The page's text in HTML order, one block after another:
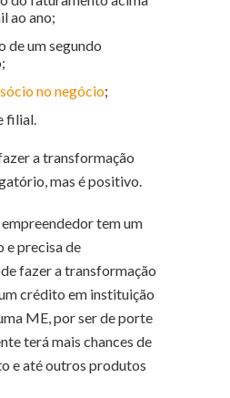
ao ano;
de um segundo
no negócio;
filial.
a transformação
mas é positivo.
tem um
e precisa de
fazer a transformação
crédito em instituição
ME, por ser de porte
terá mais chances de
e até outros produtos